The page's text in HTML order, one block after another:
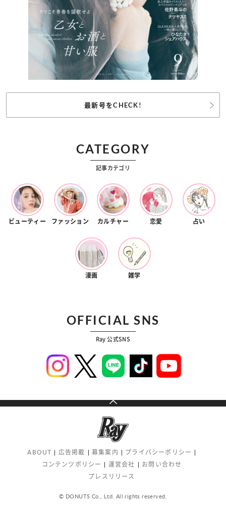
最新号をCHECK!
CATEGORY
記事カテゴリ
ビューティー ファッション カルチャー 恋愛 占い
漫画 雑学
OFFICIAL SNS
Ray 公式SNS
ABOUT 広告掲載 募集案内
プライバシーポリシー
コンテンツポリシー
運営会社
お問い合わせ
プレスリリース
© DONUTS Co., Ltd. All rights reserved.